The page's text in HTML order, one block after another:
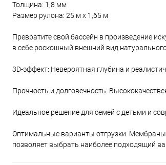
Толщина: 1,8 мм
Размер рулона: 25 м x 1,65 м
Превратите свой бассейн в произведение
в себе роскошный внешний вид
3D-эффект: Невероятная глубина и
Прочность и долговечность:
Идеальное решение для семей с детьми и
Оптимальные варианты отгрузки:
позволяет выбрать наиболее подходящий